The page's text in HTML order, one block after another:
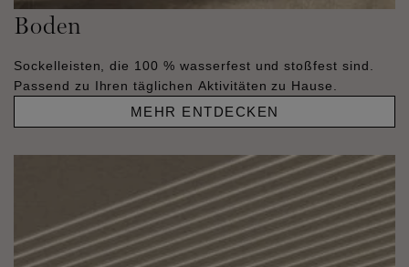
Boden
Sockelleisten, die 100 % wasserfest und stoßfest sind.
Passend zu Ihren täglichen Aktivitäten zu Hause.
MEHR ENTDECKEN